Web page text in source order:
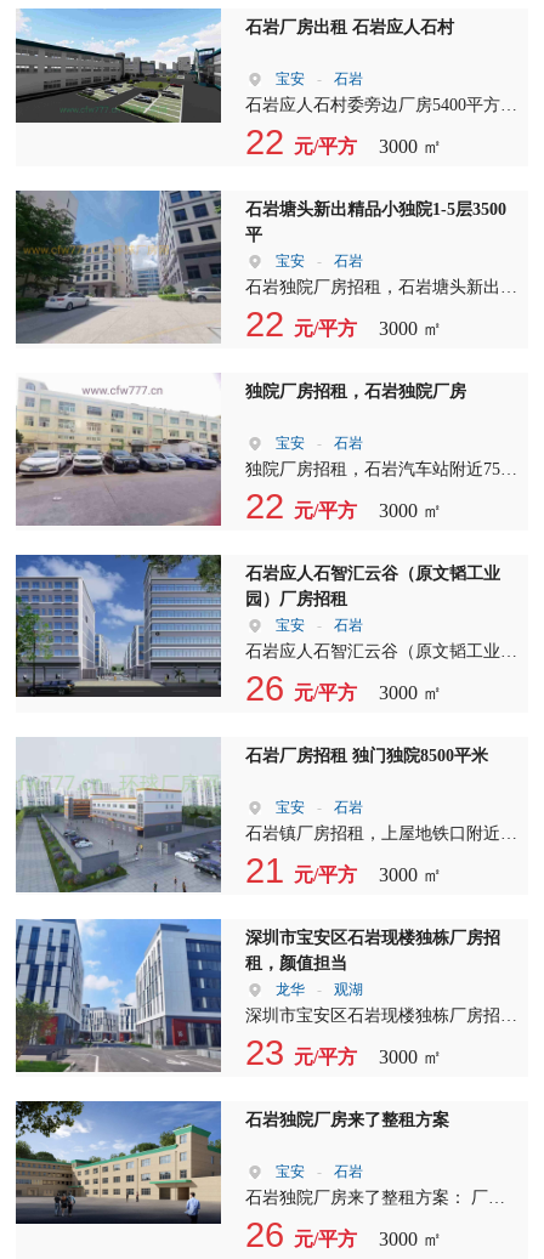
龙路，出门右拐就是龙华，要多便利
有多便利！ 2、位于主路边，高速口
车规划无拥堵； 4、生活超市，自助
餐厅，充电桩等生活配套完善； 5、
距离13号线地铁0距离，宿舍超百
万科物业服务，我们这里除了租金、
管理费及水电费，没有任何隐形费
用；欢迎大家前来参观。
行业 园区环境舒适石岩厂房出租 石岩应人石村
宝安 - 石岩
石岩应人石村委旁边厂房5400平方?
宿舍2200平方。厂房共三成，可以单
独分割出租。宿舍可以整租?单间租?
设施齐全，可以入驻马上安排生产。
欢迎来联系我。
22 元/平方 3000 ㎡
石岩塘头新出精品小独院1-5层3500
平
宝安 - 石岩
石岩独院厂房招租，石岩塘头新出精
品小独院1-5层3500平，合同3-6年，
精装修免费送，独门独院，交通方
22 元/平方 3000 ㎡
独院厂房招租，石岩独院厂房
宝安 - 石岩
独院厂房招租，石岩汽车站附近7560
平，适合做办公，贸易，电商等行
业，拎包入住，无转让费
22 元/平方 3000 ㎡
石岩应人石智汇云谷（原文韬工业
园）厂房招租
宝安 - 石岩
石岩应人石智汇云谷（原文韬工业
园）厂房招租 C栋2楼1718平方（预
计空置六月） F栋4楼1893平方 租金
费：2元 二、商业、办公： 应人石综
整租租金单价35元 物业管理费2元 应
人石永新街2号四、五楼10000平方办
公招商 租金单价35元 物业管理费2元
文韬工业园i栋两层共1400平方商业
元
26 元/平方 3000 ㎡
石岩厂房招租 独门独院8500平米
宝安 - 石岩
石岩镇厂房招租，上屋地铁口附近高
新园，独栋1-5层共8500平，使用率9
成，合同5年，1楼高6米，电足够，
交通方便，离地铁口近，价格可以
谈！
21 元/平方 3000 ㎡
深圳市宝安区石岩现楼独栋厂房招
租，颜值担当
龙华 - 观湖
深圳市宝安区石岩现楼独栋厂房招
租，颜值担当 1.8超低容积率产业园
独栋面积:3600-4500平 7月特惠欢迎
23 元/平方 3000 ㎡
石岩独院厂房来了整租方案
宝安 - 石岩
石岩独院厂房来了整租方案： 厂房
1-3层6000平方米 办公楼1-3层1500平
方米 宿舍 2-4层1500平方米 水电办
26 元/平方 3000 ㎡